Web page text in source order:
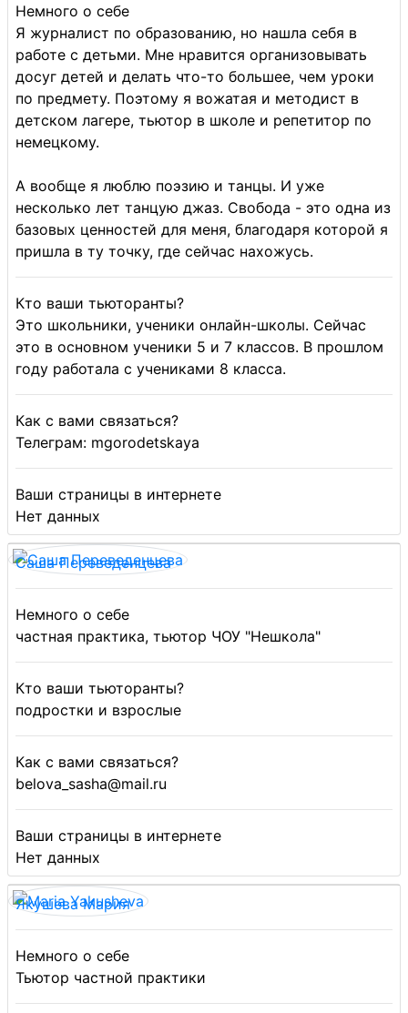
Немного о себе
Я журналист по образованию, но нашла себя в
работе с детьми. Мне нравится организовывать
досуг детей и делать что-то большее, чем уроки
по предмету. Поэтому я вожатая и методист в
детском лагере, тьютор в школе и репетитор по
немецкому.
А вообще я люблю поэзию и танцы. И уже
несколько лет танцую джаз. Свобода - это одна из
базовых ценностей для меня, благодаря которой я
пришла в ту точку, где сейчас нахожусь.
Кто ваши тьюторанты?
Это школьники, ученики онлайн-школы. Сейчас
это в основном ученики 5 и 7 классов. В прошлом
году работала с учениками 8 класса.
Как с вами связаться?
Телеграм: mgorodetskaya
Ваши страницы в интернете
Нет данных
Саша Переведенцева
Немного о себе
частная практика, тьютор ЧОУ "Нешкола"
Кто ваши тьюторанты?
подростки и взрослые
Как с вами связаться?
belova_sasha@mail.ru
Ваши страницы в интернете
Нет данных
Якушева Мария
Немного о себе
Тьютор частной практики